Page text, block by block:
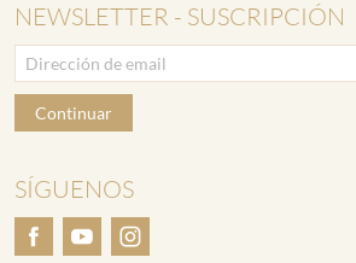
NEWSLETTER - SUSCRIPCIÓN
Continuar
SÍGUENOS